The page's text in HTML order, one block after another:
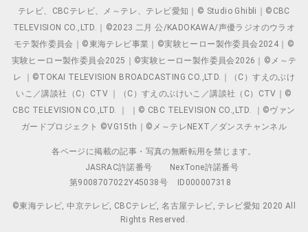
テレビ、CBCテレビ、メ～テレ、テレビ愛知｜© Studio Ghibli｜©CBC
TELEVISION CO.,LTD.｜©2023 二月 公/KADOKAWA/声優ラジオのウラオ
モテ製作委員会｜©東海テレビ事業｜©実験ヒーロー製作委員会2024｜©
実験ヒーロー製作委員会2025｜©実験ヒーロー製作委員会2026｜©メ～テ
レ ｜©TOKAI TELEVISION BROADCASTING CO.,LTD.｜（C）すえのぶけ
いこ／講談社（C）CTV ｜（C）すえのぶけいこ／講談社（C）CTV｜©
CBC TELEVISION CO.,LTD. ｜ ｜© CBC TELEVISION CO.,LTD. ｜©ヴァン
ガードプロジェクト ©VG15th｜©メ～テレNEXT／ダンスチャンネル
各ページに掲載の記事・写真の無断転用を禁じます。
JASRAC許諾番号
NexTone許諾番号
第9008707022Y45038号
ID000007318
©東海テレビ, 中京テレビ, CBCテレビ, 名古屋テレビ, テレビ愛知 2020 All
Rights Reserved.